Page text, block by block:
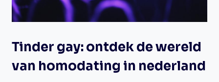
Tinder gay: ontdek de wereld
van homodating in nederland